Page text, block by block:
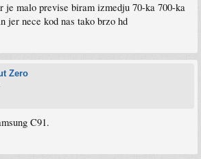
je malo previse biram izmedju 70-ka 700-ka
jer nece kod nas tako brzo hd
Zero
C91.